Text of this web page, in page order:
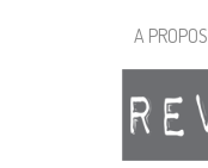
A PROPOS